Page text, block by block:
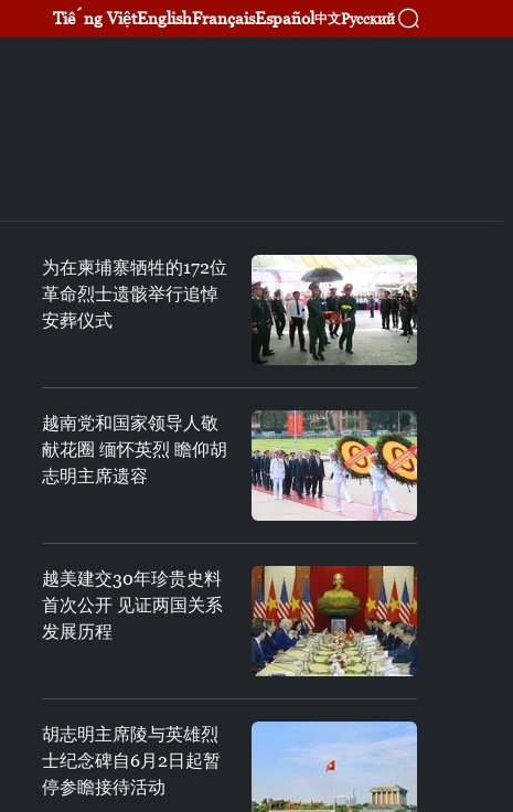
Tiếng ViệtEnglishFrançaisEspañol中文Русский
为在柬埔寨牺牲的172位
革命烈士遗骸举行追悼
安葬仪式
越南党和国家领导人敬
献花圈 缅怀英烈 瞻仰胡
志明主席遗容
越美建交30年珍贵史料
首次公开 见证两国关系
发展历程
胡志明主席陵与英雄烈
士纪念碑自6月2日起暂
停参瞻接待活动